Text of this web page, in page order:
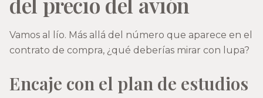
Vamos al lío. Más allá del número que aparece en el
contrato de compra, ¿qué deberías mirar con lupa?
Encaje con el plan de estudios